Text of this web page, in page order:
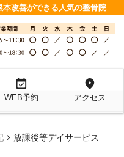
改善ができる人気の整骨院
event_available
WEB予約
location_on
アクセス
chevron_right 放課後等デイサービス